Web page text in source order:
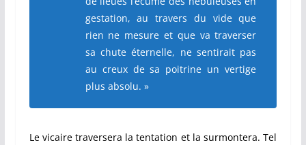
gestation, au travers du vide que
rien ne mesure et que va traverser
sa chute éternelle, ne sentirait pas
au creux de sa poitrine un vertige
plus absolu. »
Le vicaire traversera la tentation et la surmontera. Tel